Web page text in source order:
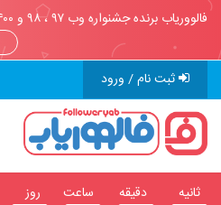
فالووریاب برنده جشنواره وب ۹۷ ، ۹۸ و ۱۴۰۰
ثبت نام / ورود
ثانیه دقیقه ساعت روز